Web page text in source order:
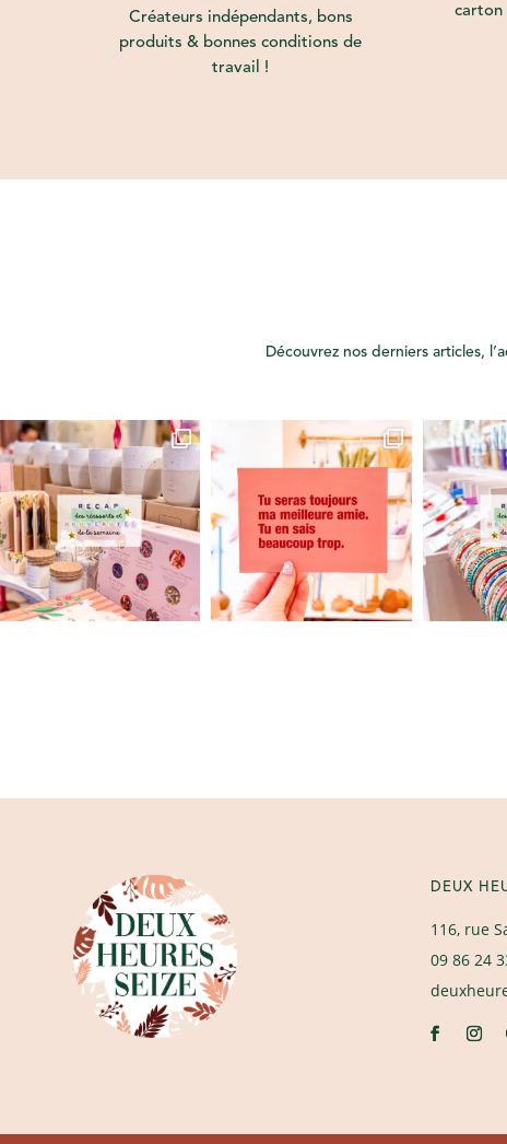
Créateurs indépendants, bons
produits & bonnes conditions de
travail !
carton
Découvrez nos derniers articles,
DEUX
116, rue
09 86 24